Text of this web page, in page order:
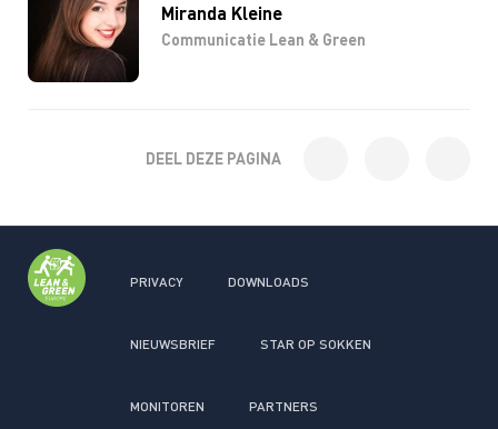
Miranda Kleine
Communicatie Lean & Green
DEEL DEZE PAGINA
PRIVACY DOWNLOADS
NIEUWSBRIEF STAR OP SOKKEN
MONITOREN PARTNERS